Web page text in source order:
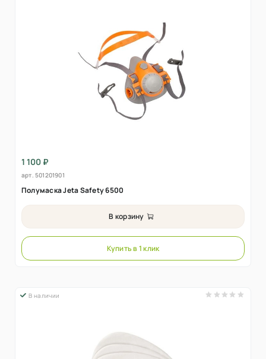
1 100 ₽
арт. 501201901
Полумаска Jeta Safety 6500
В корзину
Купить в 1 клик
В наличии